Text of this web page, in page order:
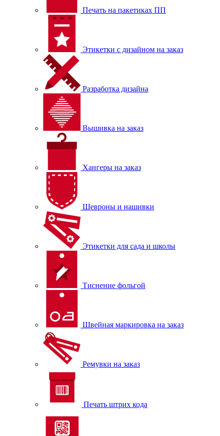
Печать на пакетиках ПП
Этикетки с дизайном на заказ
Разработка дизайна
Вышивка на заказ
Хангеры на заказ
Шевроны и нашивки
Этикетки для сада и школы
Тиснение фольгой
Швейная маркировка на заказ
Ремувки на заказ
Печать штрих кода